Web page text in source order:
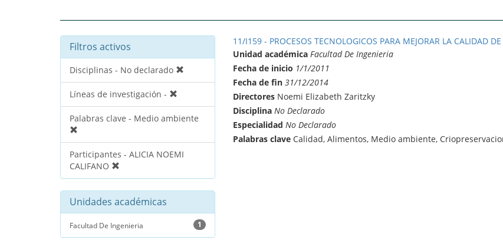
Filtros activos
Disciplinas - No declarado
Líneas de investigación -
Palabras clave - Medio ambiente
Participantes - ALICIA NOEMI
CALIFANO
Unidades académicas
Facultad De Ingenieria 1
11/I159 - PROCESOS TECNOLOGICOS PARA MEJORAR LA CALIDAD
Unidad académica Facultad De Ingenieria
Fecha de inicio 1/1/2011
Fecha de fin 31/12/2014
DirectoresNoemi Elizabeth Zaritzky
Disciplina No Declarado
Especialidad No Declarado
Palabras claveCalidad, Alimentos, Medio ambiente,